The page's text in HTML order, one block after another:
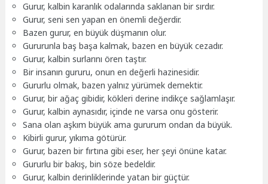
Gurur, kalbin karanlık odalarında saklanan bir sırdır.
Gurur, seni sen yapan en önemli değerdir.
Bazen gurur, en büyük düşmanın olur.
Gururunla baş başa kalmak, bazen en büyük cezadır.
Gurur, kalbin surlarını ören taştır.
Bir insanın gururu, onun en değerli hazinesidir.
Gururlu olmak, bazen yalnız yürümek demektir.
Gurur, bir ağaç gibidir, kökleri derine indikçe sağlamlaşır.
Gurur, kalbin aynasıdır, içinde ne varsa onu gösterir.
Sana olan aşkım büyük ama gururum ondan da büyük.
Kibirli gurur, yıkıma götürür.
Gurur, bazen bir fırtına gibi eser, her şeyi önüne katar.
Gururlu bir bakış, bin söze bedeldir.
Gurur, kalbin derinliklerinde yatan bir güçtür.